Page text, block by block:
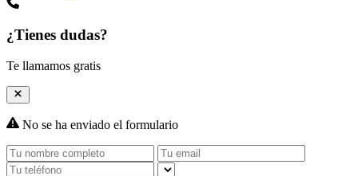
¿Tienes dudas?
Te llamamos gratis
No se ha enviado el formulario